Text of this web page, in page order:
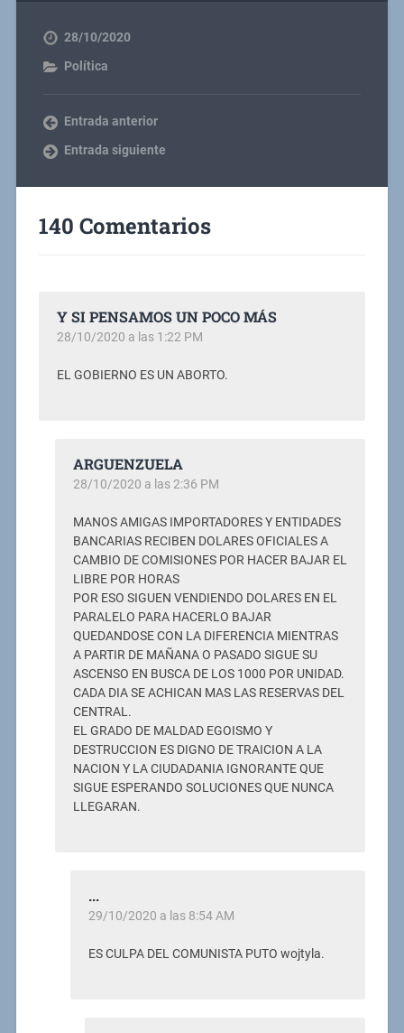
28/10/2020
Política
Entrada anterior
Entrada siguiente
140 Comentarios
Y SI PENSAMOS UN POCO MÁS
28/10/2020 a las 1:22 PM
EL GOBIERNO ES UN ABORTO.
ARGUENZUELA
28/10/2020 a las 2:36 PM
MANOS AMIGAS IMPORTADORES Y ENTIDADES
BANCARIAS RECIBEN DOLARES OFICIALES A
CAMBIO DE COMISIONES POR HACER BAJAR EL
LIBRE POR HORAS
POR ESO SIGUEN VENDIENDO DOLARES EN EL
PARALELO PARA HACERLO BAJAR
QUEDANDOSE CON LA DIFERENCIA MIENTRAS
A PARTIR DE MAÑANA O PASADO SIGUE SU
ASCENSO EN BUSCA DE LOS 1000 POR UNIDAD.
CADA DIA SE ACHICAN MAS LAS RESERVAS DEL
CENTRAL.
EL GRADO DE MALDAD EGOISMO Y
DESTRUCCION ES DIGNO DE TRAICION A LA
NACION Y LA CIUDADANIA IGNORANTE QUE
SIGUE ESPERANDO SOLUCIONES QUE NUNCA
LLEGARAN.
...
29/10/2020 a las 8:54 AM
ES CULPA DEL COMUNISTA PUTO wojtyla.